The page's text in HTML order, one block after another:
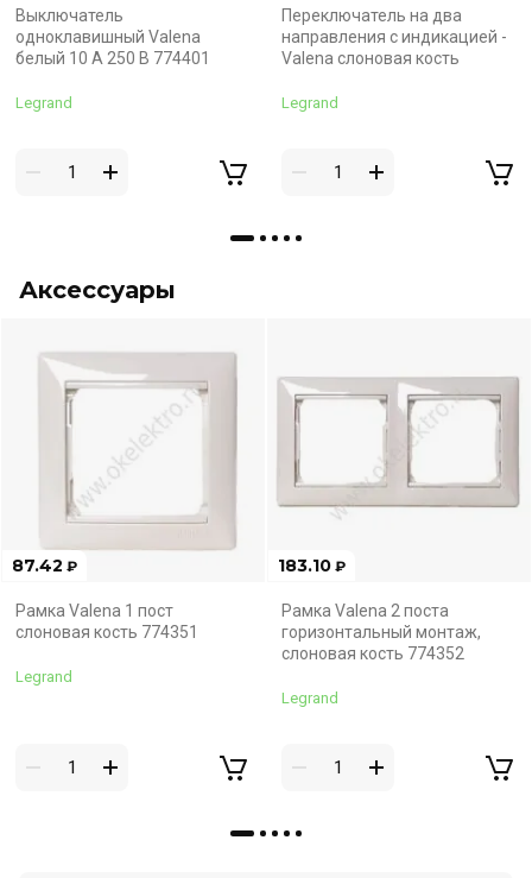
Выключатель
одноклавишный Valena
белый 10 A 250 В 774401
Legrand
Переключатель на два
направления с индикацией -
Valena слоновая кость
Legrand
Аксессуары
87.42 ₽
Рамка Valena 1 пост
слоновая кость 774351
Legrand
183.10 ₽
Рамка Valena 2 поста
горизонтальный монтаж,
слоновая кость 774352
Legrand